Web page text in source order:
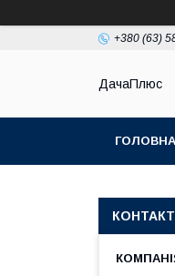
+380 (63)
ДачаПлюс
ГОЛОВНА